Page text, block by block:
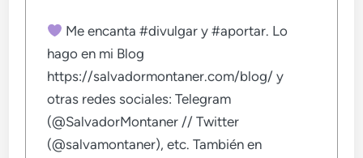
Me encanta #divulgar y #aportar. Lo
hago en mi Blog
https://salvadormontaner.com/blog/ y
otras redes sociales: Telegram
(@SalvadorMontaner // Twitter
(@salvamontaner), etc. También en